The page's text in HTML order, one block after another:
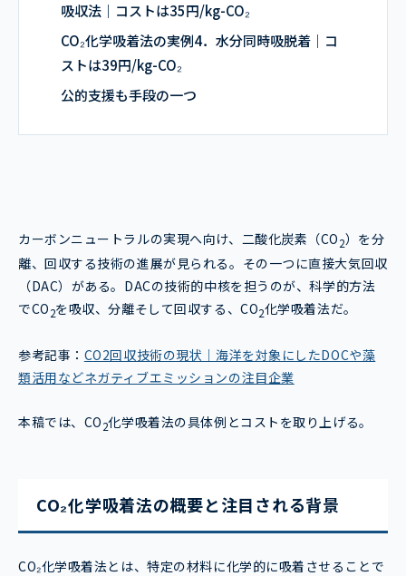
吸収法｜コストは35円/kg-CO₂
CO₂化学吸着法の実例4．水分同時吸脱着｜コ
ストは39円/kg-CO₂
公的支援も手段の一つ
カーボンニュートラルの実現へ向け、二酸化炭素（CO2）を分
離、回収する技術の進展が見られる。その一つに直接大気回収
（DAC）がある。DACの技術的中核を担うのが、科学的方法
でCO2を吸収、分離そして回収する、CO2化学吸着法だ。
参考記事： CO2回収技術の現状｜海洋を対象にしたDOCや藻
類活用などネガティブエミッションの注目企業
本稿では、CO2化学吸着法の具体例とコストを取り上げる。
CO₂化学吸着法の概要と注目される背景
CO₂化学吸着法とは、特定の材料に化学的に吸着させることで